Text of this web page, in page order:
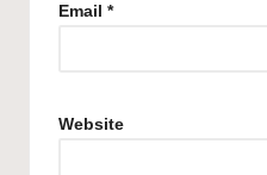
Email *
Website